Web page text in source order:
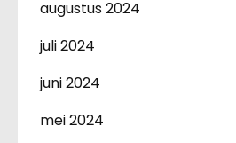
augustus 2024
juli 2024
juni 2024
mei 2024